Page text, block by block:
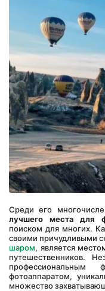
лучшего места для
поиском для многих.
шаром, является
путешественников.
фотоаппаратом,
множество